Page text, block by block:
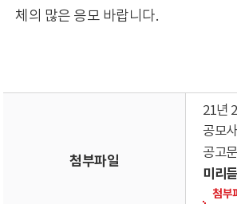
체의 많은 응모 바랍니다.
첨부파일
21년
공모
공고
미리듣
첨부